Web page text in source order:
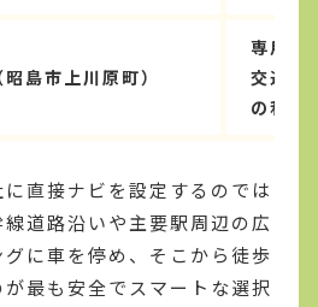
島市上川原町）
専用駐
交通機
の利用
直接ナビを設定するのでは
道路沿いや主要駅周辺の広
に車を停め、そこから徒歩
最も安全でスマートな選択